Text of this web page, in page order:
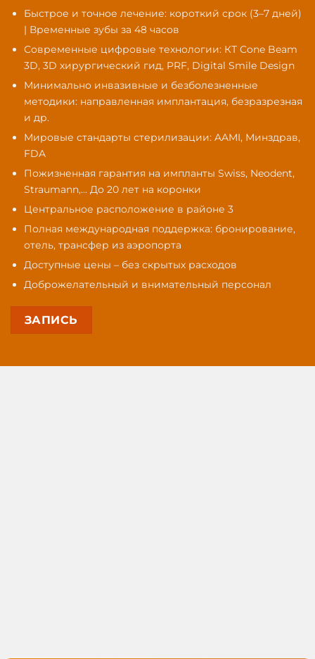
Быстрое и точное лечение: короткий срок (3–7 дней)
| Временные зубы за 48 часов
Современные цифровые технологии: КТ Cone Beam
3D, 3D хирургический гид, PRF, Digital Smile Design
Минимально инвазивные и безболезненные
методики: направленная имплантация, безразрезная
и др.
Мировые стандарты стерилизации: AAMI, Минздрав,
FDA
Пожизненная гарантия на импланты Swiss, Neodent,
Straumann,... До 20 лет на коронки
Центральное расположение в районе 3
Полная международная поддержка: бронирование,
отель, трансфер из аэропорта
Доступные цены – без скрытых расходов
Доброжелательный и внимательный персонал
ЗАПИСЬ